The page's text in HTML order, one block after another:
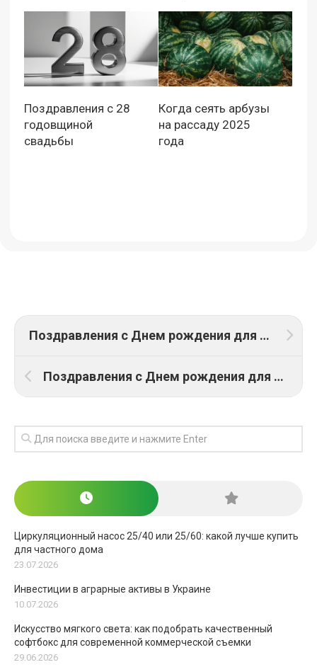
Поздравления с 28
годовщиной
свадьбы
Когда сеять арбузы
на рассаду 2025
года
Поздравления с Днем рождения для Валентины: ТОП 19 поздравлений
Поздравления с Днем рождения для Дарьи: ТОП 23 поздравления
Циркуляционный насос 25/40 или 25/60: какой лучше купить
для частного дома
23.07.2026
Инвестиции в аграрные активы в Украине
10.07.2026
Искусство мягкого света: как подобрать качественный
софтбокс для современной коммерческой съемки
29.06.2026